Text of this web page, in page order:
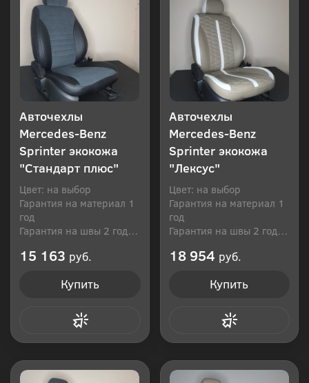
Авточехлы
Mercedes-Benz
Sprinter экокожа
"Стандарт плюс"
Цвет: на выбор
Гарантия на материал 1
год
Гарантия на швы 2 года
15 163 руб.
Купить
Авточехлы
Mercedes-Benz
Sprinter экокожа
"Лексус"
Цвет: на выбор
Гарантия на материал 1
год
Гарантия на швы 2 года
18 954 руб.
Купить